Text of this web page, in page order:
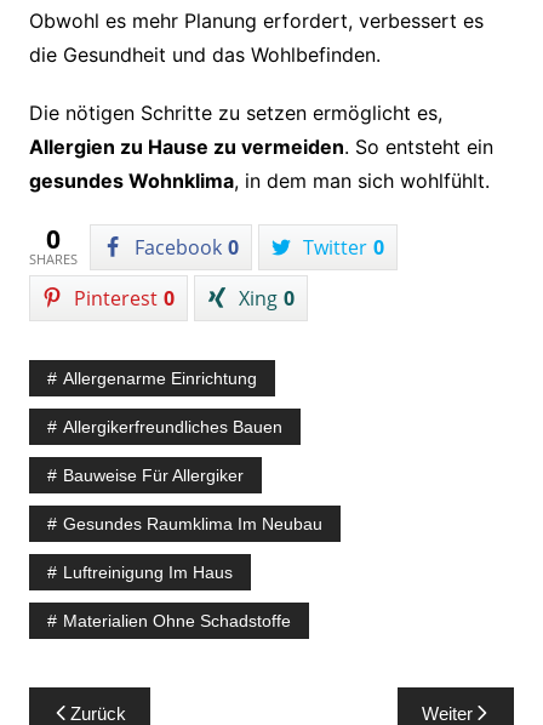
Obwohl es mehr Planung erfordert, verbessert es
die Gesundheit und das Wohlbefinden.
Die nötigen Schritte zu setzen ermöglicht es,
Allergien zu Hause zu vermeiden. So entsteht ein
gesundes Wohnklima, in dem man sich wohlfühlt.
0
SHARES Facebook 0 Twitter 0
Pinterest 0 Xing 0
Allergenarme Einrichtung
Allergikerfreundliches Bauen
Bauweise Für Allergiker
Gesundes Raumklima Im Neubau
Luftreinigung Im Haus
Materialien Ohne Schadstoffe
Beitragsnavigation
Zurück Weiter